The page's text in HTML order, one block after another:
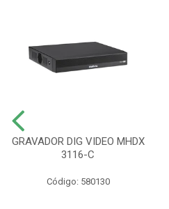
GRAVADOR DIG VIDEO MHDX
3116-C
Código: 580130